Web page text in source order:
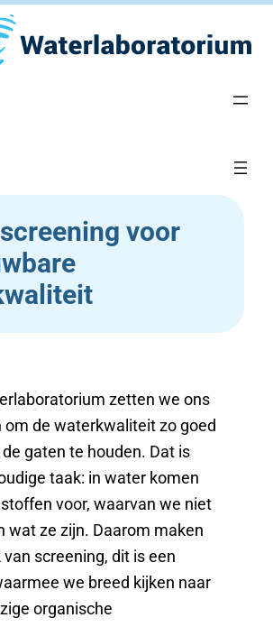
voor
zetten we ons
om de waterkwaliteit zo goed
gaten te houden. Dat is
taak: in water komen
voor, waarvan we niet
wat ze zijn. Daarom maken
screening, dit is een
we breed kijken naar
organische